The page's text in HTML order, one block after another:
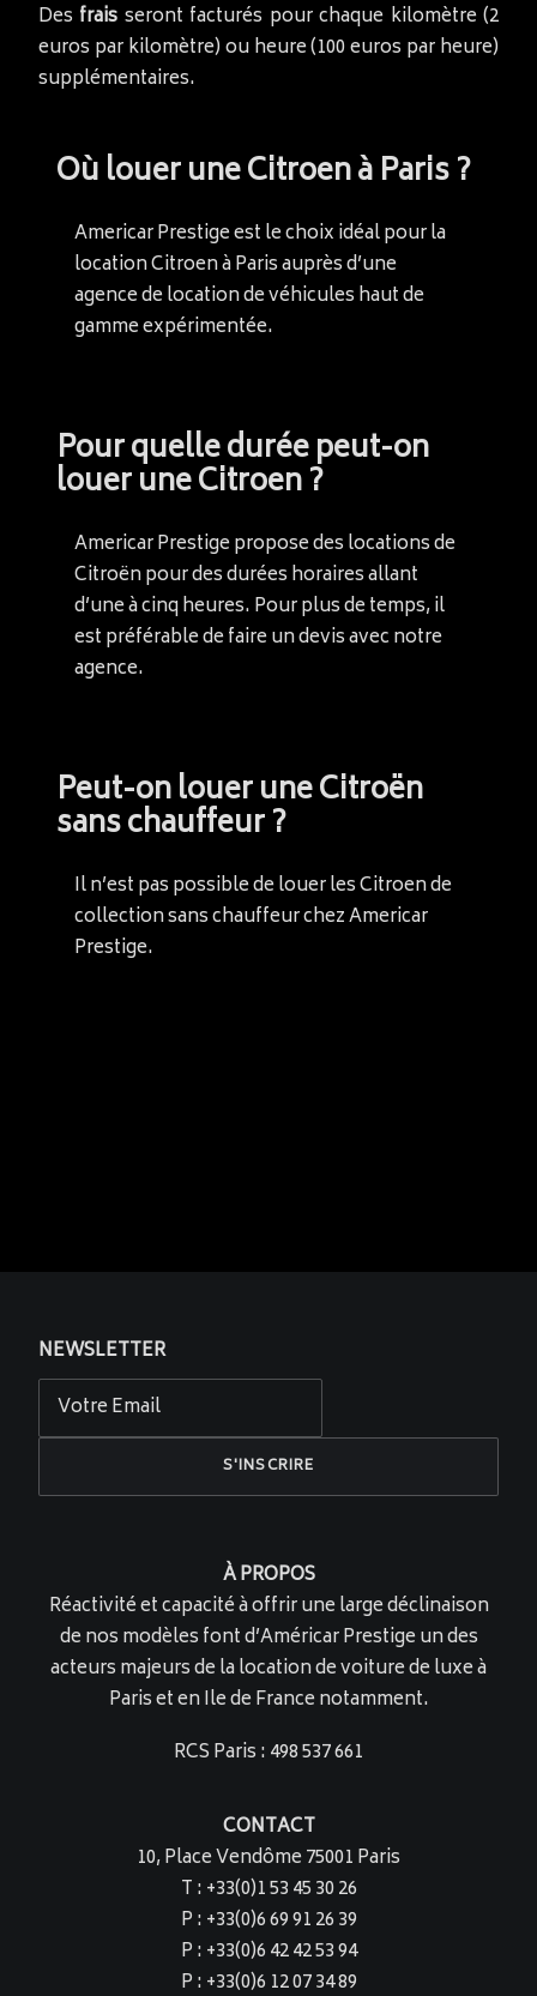
Des frais seront facturés pour chaque kilomètre (2
euros par kilomètre) ou heure (100 euros par heure)
supplémentaires.
Où louer une Citroen à Paris ?
Americar Prestige est le choix idéal pour la
location Citroen à Paris auprès d’une
agence de location de véhicules haut de
gamme expérimentée.
Pour quelle durée peut-on
louer une Citroen ?
Americar Prestige propose des locations de
Citroën pour des durées horaires allant
d’une à cinq heures. Pour plus de temps, il
est préférable de faire un devis avec notre
agence.
Peut-on louer une Citroën
sans chauffeur ?
Il n’est pas possible de louer les Citroen de
collection sans chauffeur chez Americar
Prestige.
NEWSLETTER
À PROPOS
Réactivité et capacité à offrir une large déclinaison
de nos modèles font d’Américar Prestige un des
acteurs majeurs de la location de voiture de luxe à
Paris et en Ile de France notamment.
RCS Paris : 498 537 661
CONTACT
10, Place Vendôme 75001 Paris
T : +33(0)1 53 45 30 26
P : +33(0)6 69 91 26 39
P : +33(0)6 42 42 53 94
P : +33(0)6 12 07 34 89